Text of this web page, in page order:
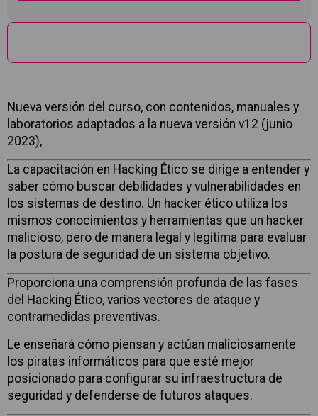
Nueva versión del curso, con contenidos, manuales y
laboratorios adaptados a la nueva versión v12 (junio
2023),
La capacitación en Hacking Ético se dirige a entender y
saber cómo buscar debilidades y vulnerabilidades en
los sistemas de destino. Un hacker ético utiliza los
mismos conocimientos y herramientas que un hacker
malicioso, pero de manera legal y legítima para evaluar
la postura de seguridad de un sistema objetivo.
Proporciona una comprensión profunda de las fases
del Hacking Ético, varios vectores de ataque y
contramedidas preventivas.
Le enseñará cómo piensan y actúan maliciosamente
los piratas informáticos para que esté mejor
posicionado para configurar su infraestructura de
seguridad y defenderse de futuros ataques.